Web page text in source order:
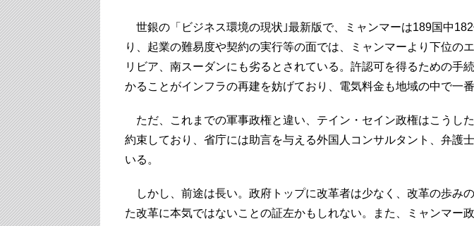
世銀の「ビジネス環境の現状｣最新版で、ミャンマーは189国中
り、起業の難易度や契約の実行等の面では、ミャンマーより下位の
リビア、南スーダンにも劣るとされている。許認可を得るための手
かることがインフラの再建を妨げており、電気料金も地域の中で一番
ただ、これまでの軍事政権と違い、テイン・セイン政権はこうし
約束しており、省庁には助言を与える外国人コンサルタント、弁護
いる。
しかし、前途は長い。政府トップに改革者は少なく、改革の歩み
た改革に本気ではないことの証左かもしれない。また、ミャンマー